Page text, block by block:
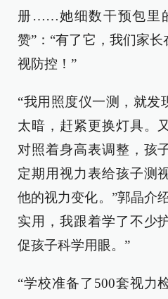
册……她细数干预包里
赞”：“有了它，我们家
视防控！”
“我用照度仪一测，就发
太暗，赶紧更换灯具。
对照着身高表调整，孩
定期用视力表给孩子测
他的视力变化。”郭晶介
实用，我跟着学了不少
促孩子科学用眼。”
“学校准备了500套视力